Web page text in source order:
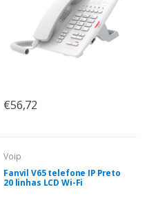
€56,72
Voip
Fanvil V65 telefone IP Preto
20 linhas LCD Wi-Fi